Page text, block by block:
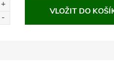
VLOŽIT DO